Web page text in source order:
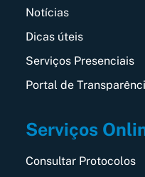
Notícias
Dicas úteis
Serviços Presenciais
Portal de
Serviços
Consultar Protocolos